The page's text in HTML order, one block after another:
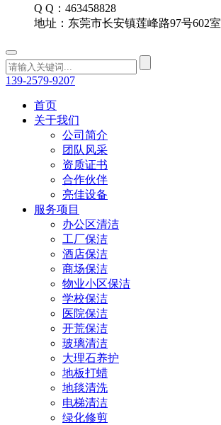
Q Q：463458828
地址：东莞市长安镇莲峰路97号602室
139-2579-9207
首页
关于我们
公司简介
团队风采
资质证书
合作伙伴
亮佳设备
服务项目
办公区清洁
工厂保洁
酒店保洁
商场保洁
物业小区保洁
学校保洁
医院保洁
开荒保洁
玻璃清洁
大理石养护
地板打蜡
地毯清洗
电梯清洁
绿化修剪